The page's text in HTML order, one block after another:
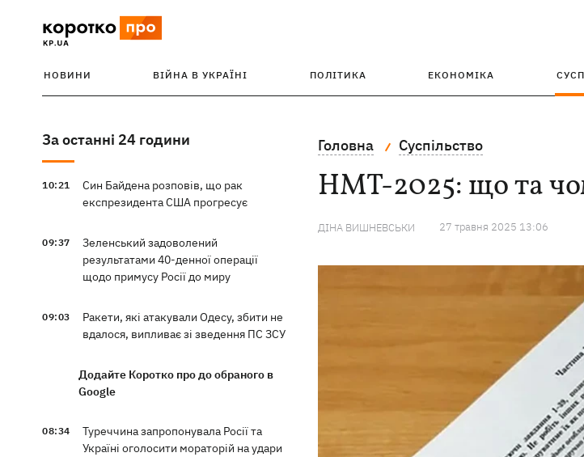
НОВИНИ ВІЙНА В УКРАЇНІ ПОЛІТИКА ЕКОНОМІКА
За останні 24 години
10:21
Син Байдена розповів, що рак
експрезидента США прогресує
09:37
Зеленський задоволений
результатами 40-денної операції
щодо примусу Росії до миру
09:03
Ракети, які атакували Одесу, збити не
вдалося, випливає зі зведення ПС ЗСУ
Додайте Коротко про до обраного в
Google
08:34
Туреччина запропонувала Росії та
Україні оголосити мораторій на удари
Головна Суспільство
НМТ-2025: що та
ДІНА ВИШНЕВСЬКИ 27 травня 2025 13:06